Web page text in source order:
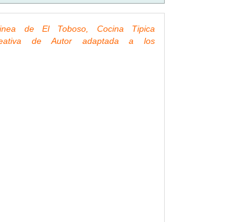
de El Toboso, Cocina Tipica
de Autor adaptada a los